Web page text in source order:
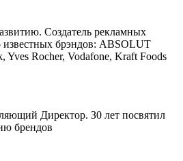
Создатель рекламных
брэндов: ABSOLUT
Rocher, Vodafone, Kraft Foods
Директор. З0 лет посвятил
брендов